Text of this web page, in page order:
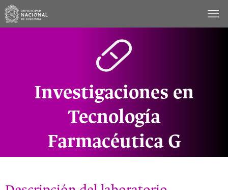
Saltar
contenido
Investigaciones en
Tecnología
Farmacéutica G